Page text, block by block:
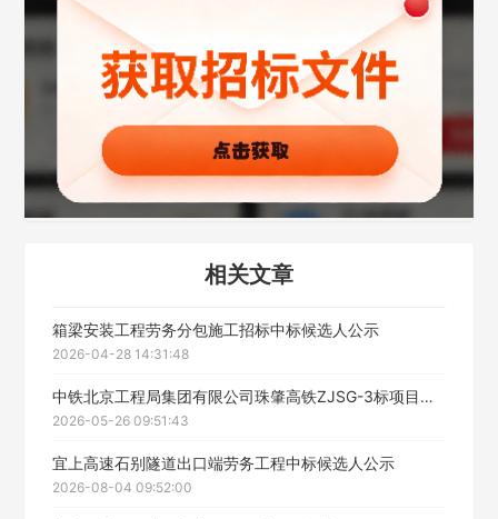
相关文章
箱梁安装工程劳务分包施工招标中标候选人公示
2026-04-28 14:31:48
中铁北京工程局集团有限公司珠肇高铁ZJSG-3标项目经理部桥下防护栅栏劳务分包工程中标候选人公示
2026-05-26 09:51:43
宜上高速石别隧道出口端劳务工程中标候选人公示
2026-08-04 09:52:00
公司所在地
请选择省市
填写联系电话后会有服务中心的工作人员给您致电！